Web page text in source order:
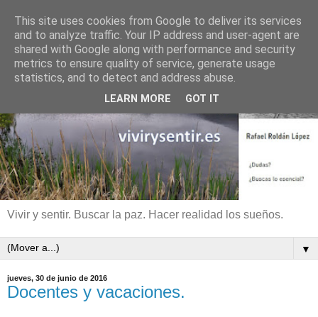
Vivir y sentir. Buscar la paz. Hacer realidad los sueños.
▼
jueves, 30 de junio de 2016
Docentes y vacaciones.
This site uses cookies from Google to deliver its services
and to analyze traffic. Your IP address and user-agent are
shared with Google along with performance and security
metrics to ensure quality of service, generate usage
statistics, and to detect and address abuse.
LEARN MORE GOT IT